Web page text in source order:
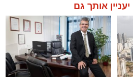
יעניין אותך גם